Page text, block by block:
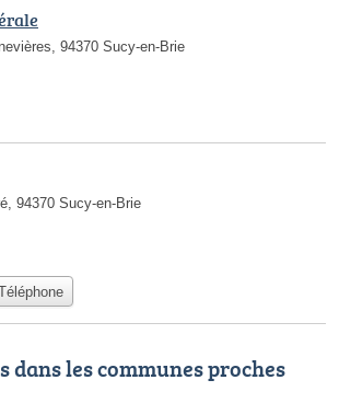
94370 Sucy-en-Brie
94370 Sucy-en-Brie
dans les communes proches